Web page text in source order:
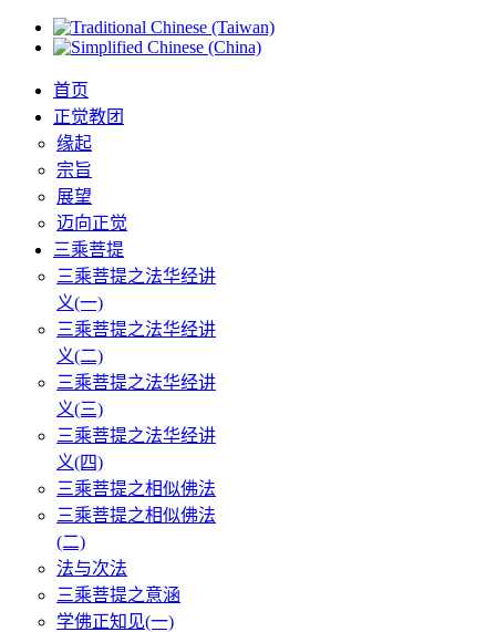
首页
正觉教团
缘起
宗旨
展望
迈向正觉
三乘菩提
三乘菩提之法华经讲
义(一)
三乘菩提之法华经讲
义(二)
三乘菩提之法华经讲
义(三)
三乘菩提之法华经讲
义(四)
三乘菩提之相似佛法
三乘菩提之相似佛法
(二)
法与次法
三乘菩提之意涵
学佛正知见(一)